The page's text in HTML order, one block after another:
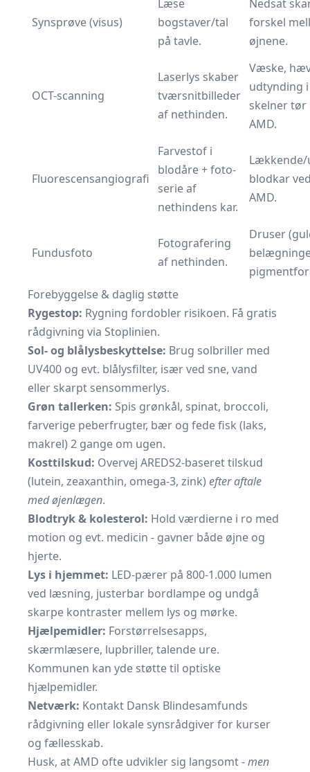
Synsprøve (visus)
Læse
bogstaver/tal
på tavle.
Nedsat
forskel
øjnene.
OCT-scanning
Laserlys skaber
tværsnitbilleder
af nethinden.
Væske,
udtynding
skelner tør
AMD.
Fluorescensangiografi
Farvestof i
blodåre + foto-
serie af
nethindens kar.
blodkar
AMD.
Fundusfoto
Fotografering
af nethinden.
Druser
Forebyggelse & daglig støtte
Rygestop: Rygning fordobler risikoen. Få gratis
rådgivning via Stoplinien.
Sol- og blålysbeskyttelse: Brug solbriller med
UV400 og evt. blålysfilter, især ved sne, vand
eller skarpt sensommerlys.
Grøn tallerken: Spis grønkål, spinat, broccoli,
farverige peberfrugter, bær og fede fisk (laks,
makrel) 2 gange om ugen.
Kosttilskud: Overvej AREDS2-baseret tilskud
(lutein, zeaxanthin, omega-3, zink) efter aftale
med øjenlægen.
Blodtryk & kolesterol: Hold værdierne i ro med
motion og evt. medicin - gavner både øjne og
hjerte.
Lys i hjemmet: LED-pærer på 800-1.000 lumen
ved læsning, justerbar bordlampe og undgå
skarpe kontraster mellem lys og mørke.
Hjælpemidler: Forstørrelsesapps,
skærmlæsere, lupbriller, talende ure.
Kommunen kan yde støtte til optiske
hjælpemidler.
Netværk: Kontakt Dansk Blindesamfunds
rådgivning eller lokale synsrådgiver for kurser
og fællesskab.
Husk, at AMD ofte udvikler sig langsomt -men